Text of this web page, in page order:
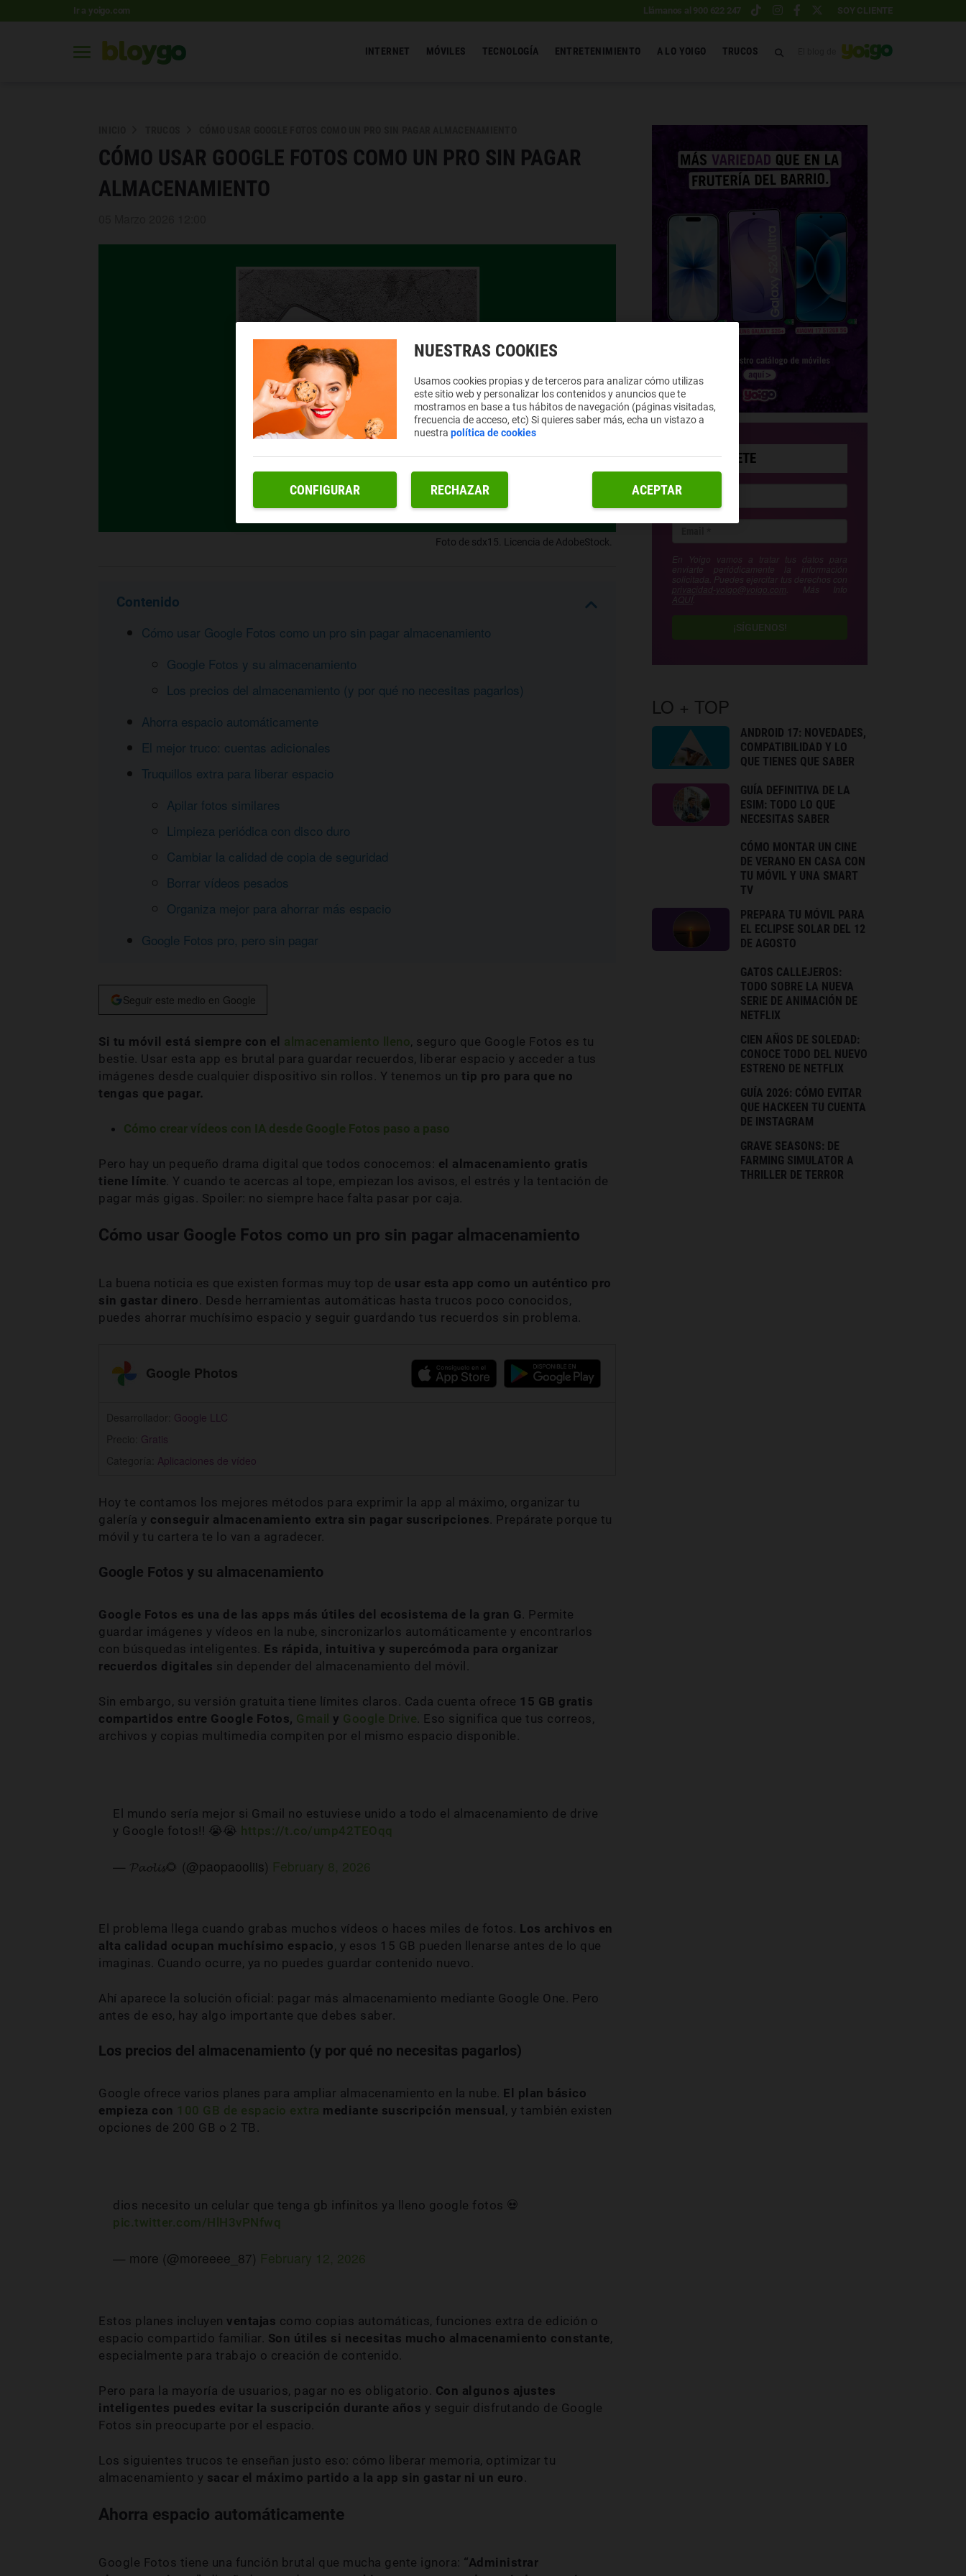
Ir a yoigo.com Llámanos al 900 622 247 SOY CLIENTE
INTERNET MÓVILES TECNOLOGÍA ENTRETENIMIENTO A LO YOIGO TRUCOS
CÓMO USAR GOOGLE FOTOS COMO UN PRO SIN PAGAR
ALMACENAMIENTO
Foto de sdx15. Licencia de AdobeStock.
Contenido
Cómo usar Google Fotos como un pro sin pagar almacenamiento
Google Fotos y su almacenamiento
Los precios del almacenamiento (y por qué no necesitas pagarlos)
Ahorra espacio automáticamente
El mejor truco: cuentas adicionales
Truquillos extra para liberar espacio
Apilar fotos similares
Limpieza periódica con disco duro
Cambiar la calidad de copia de seguridad
Borrar vídeos pesados
Organiza mejor para ahorrar más espacio
Google Fotos pro, pero sin pagar
Seguir este medio en Google
Si tu móvil está siempre con el almacenamiento lleno, seguro que Google Fotos es tu
bestie. Usar esta app es brutal para guardar recuerdos, liberar espacio y acceder a tus
imágenes desde cualquier dispositivo sin rollos. Y tenemos un tip pro para que no
tengas que pagar.
Cómo crear vídeos con IA desde Google Fotos paso a paso
Pero hay un pequeño drama digital que todos conocemos: el almacenamiento gratis
tiene límite . Y cuando te acercas al tope, empiezan los avisos, el estrés y la tentación de
pagar más gigas. Spoiler: no siempre hace falta pasar por caja.
Cómo usar Google Fotos como un pro sin pagar almacenamiento
La buena noticia es que existen formas muy top de usar esta app como un auténtico pro
sin gastar dinero . Desde herramientas automáticas hasta trucos poco conocidos,
puedes ahorrar muchísimo espacio y seguir guardando tus recuerdos sin problema.
Google Photos
Google LLC
Gratis
Aplicaciones de vídeo
Hoy te contamos los mejores métodos para exprimir la app al máximo, organizar tu
galería y conseguir almacenamiento extra sin pagar suscripciones . Prepárate porque tu
móvil y tu cartera te lo van a agradecer.
Google Fotos y su almacenamiento
Google Fotos es una de las apps más útiles del ecosistema de la gran G . Permite
guardar imágenes y vídeos en la nube, sincronizarlos automáticamente y encontrarlos
con búsquedas inteligentes. Es rápida, intuitiva y supercómoda para organizar
recuerdos digitales sin depender del almacenamiento del móvil.
Sin embargo, su versión gratuita tiene límites claros. Cada cuenta ofrece 15 GB gratis
compartidos entre Google Fotos, Gmail y Google Drive . Eso significa que tus correos,
archivos y copias multimedia compiten por el mismo espacio disponible.
El mundo sería mejor si Gmail no estuviese unido a todo el almacenamiento de drive
y Google fotos!! 😭😭 https://t.co/ump42TEOqq
— 𝓟𝓪𝓸𝓵𝓲𝓼🌻 (@paopaooliis) February 8, 2026
El problema llega cuando grabas muchos vídeos o haces miles de fotos. Los archivos en
alta calidad ocupan muchísimo espacio, y esos 15 GB pueden llenarse antes de lo que
imaginas. Cuando ocurre, ya no puedes guardar contenido nuevo.
Ahí aparece la solución oficial: pagar más almacenamiento mediante Google One. Pero
antes de eso, hay algo importante que debes saber.
Los precios del almacenamiento (y por qué no necesitas pagarlos)
Google ofrece varios planes para ampliar almacenamiento en la nube. El plan básico
empieza con 100 GB de espacio extra mediante suscripción mensual , y también existen
opciones de 200 GB o 2 TB.
dios necesito un celular que tenga gb infinitos ya lleno google fotos 💀
pic.twitter.com/HlH3vPNfwq
— more (@moreeee_87) February 12, 2026
Estos planes incluyen ventajas como copias automáticas, funciones extra de edición o
espacio compartido familiar. Son útiles si necesitas mucho almacenamiento constante,
especialmente para trabajo o creación de contenido.
Pero para la mayoría de usuarios, pagar no es obligatorio. Con algunos ajustes
inteligentes puedes evitar la suscripción durante años y seguir disfrutando de Google
Fotos sin preocuparte por el espacio.
Los siguientes trucos te enseñan justo eso: cómo liberar memoria, optimizar tu
almacenamiento y sacar el máximo partido a la app sin gastar ni un euro
Ahorra espacio automáticamente
Google Fotos tiene una función brutal que mucha gente ignora: “Administrar
SUSCRÍBETE
En Yoigo vamos a tratar tus datos para
enviarte periódicamente la información
solicitada. Puedes ejercitar tus derechos con
privacidad-yoigo@yoigo.com . Más Info
AQUÍ
¡SÍGUENOS!
LO + TOP
ANDROID 17: NOVEDADES,
COMPATIBILIDAD Y LO
QUE TIENES QUE SABER
GUÍA DEFINITIVA DE LA
ESIM: TODO LO QUE
NECESITAS SABER
CÓMO MONTAR UN CINE
DE VERANO EN CASA CON
TU MÓVIL Y UNA SMART
TV
PREPARA TU MÓVIL PARA
EL ECLIPSE SOLAR DEL 12
DE AGOSTO
GATOS CALLEJEROS:
TODO SOBRE LA NUEVA
SERIE DE ANIMACIÓN DE
NETFLIX
CIEN AÑOS DE SOLEDAD:
CONOCE TODO DEL NUEVO
ESTRENO DE NETFLIX
GUÍA 2026: CÓMO EVITAR
QUE HACKEEN TU CUENTA
DE INSTAGRAM
GRAVE SEASONS: DE
FARMING SIMULATOR A
THRILLER DE TERROR
NUESTRAS COOKIES
Usamos cookies propias y de terceros para analizar cómo utilizas
este sitio web y personalizar los contenidos y anuncios que te
mostramos en base a tus hábitos de navegación (páginas visitadas,
frecuencia de acceso, etc) Si quieres saber más, echa un vistazo a
nuestrapolítica de cookies
RECHAZAR ACEPTAR
CONFIGURAR